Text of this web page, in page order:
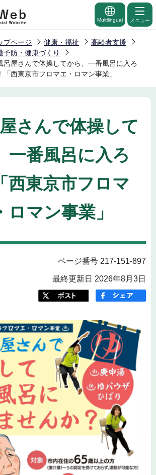
Multilingual メニュー
プページ 健康・福祉
高齢者支援
予防・健康づくり
呂屋さんで体操してから、一番風呂に入ろ
「西東京市フロマエ・ロマン事業」
さんで体操して
一番風呂に入ろ
西東京市フロマ
ロマン事業」
ページ番号 217-151-897
最終更新日 2026年8月3日